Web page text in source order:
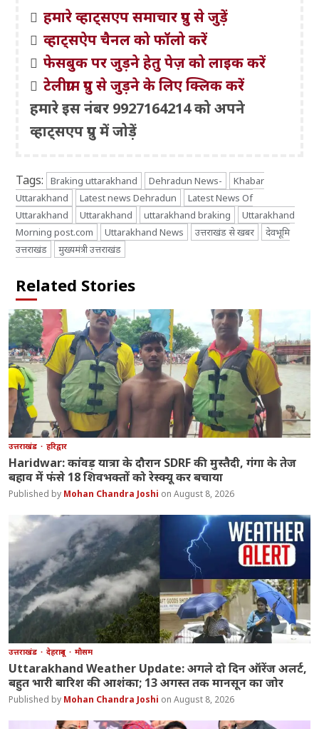
हमारे व्हाट्सएप समाचार ग्रुप से जुड़ें
व्हाट्सऐप चैनल को फॉलो करें
फेसबुक पर जुड़ने हेतु पेज़ को लाइक करें
टेलीग्राम ग्रुप से जुड़ने के लिए क्लिक करें
हमारे इस नंबर 9927164214 को अपने
व्हाट्सएप ग्रुप में जोड़ें
Tags: Braking uttarakhand Dehradun News-
Khabar
Uttarakhand
Latest news Dehradun
Latest News Of
Uttarakhand
Uttarakhand uttarakhand braking
Uttarakhand
Morning post.com
Uttarakhand News उत्तराखंड से खबर
देवभूमि
उत्तराखंड
मुख्यमंत्री उत्तराखंड
Related Stories
उत्तराखंड हरिद्वार
Haridwar: कांवड़ यात्रा के दौरान SDRF की मुस्तैदी, गंगा के तेज
बहाव में फंसे 18 शिवभक्तों को रेस्क्यू कर बचाया
Mohan Chandra Joshi August 8, 2026
उत्तराखंड देहरादून मौसम
Uttarakhand Weather Update: अगले दो दिन ऑरेंज अलर्ट,
बहुत भारी बारिश की आशंका; 13 अगस्त तक मानसून का जोर
Mohan Chandra Joshi August 8, 2026